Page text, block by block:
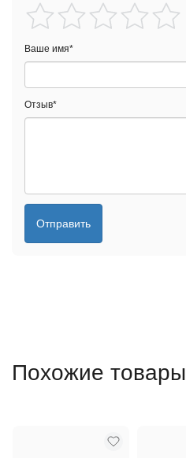
Ваше имя*
Отзыв*
Отправить
Похожие товары